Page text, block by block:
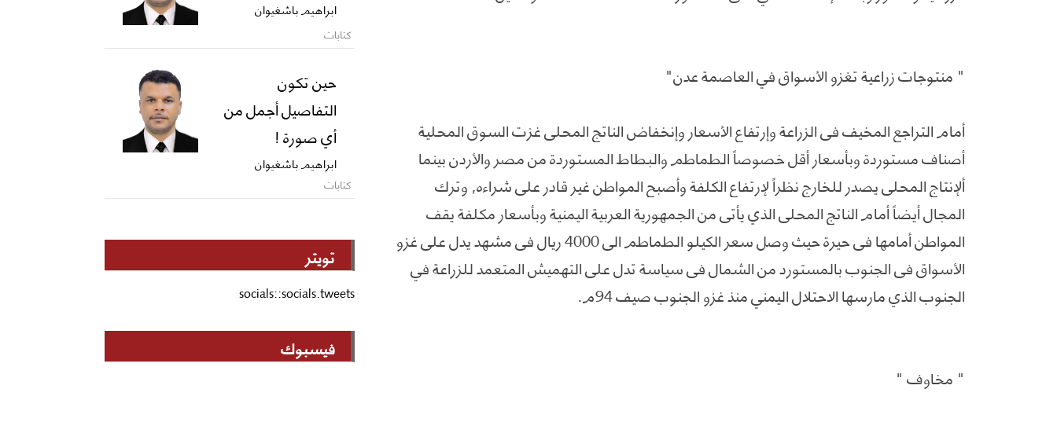
" منتوجات زراعية تغزو الأسواق في العاصمة عدن"
أمام التراجع المخيف في الزراعة وإرتفاع الأسعار وإنخفاض الناتج المحلي غزت السوق المحلية
أصناف مستوردة وبأسعار أقل خصوصاً الطماطم والبطاط المستوردة من مصر والأردن بينما
ألإنتاج المحلي يصدر للخارج نظراً لإرتفاع الكلفة وأصبح المواطن غير قادر على شراءه, وترك
المجال أيضاً أمام الناتج المحلي الذي يأتي من الجمهورية العربية اليمنية وبأسعار مكلفة يقف
المواطن أمامها في حيرة حيث وصل سعر الكيلو الطماطم الى 4000 ريال في مشهد يدل على غزو
الأسواق في الجنوب بالمستورد من الشمال في سياسة تدل على التهميش المتعمد للزراعة في
الجنوب الذي مارسها الاحتلال اليمني منذ غزو الجنوب صيف 94م.
" مخاوف "
ابراهيم باشغيوان
كتابات
حين تكون
التفاصيل أجمل من
أي صورة !
ابراهيم باشغيوان
كتابات
تويتر
socials::socials.tweets
فيسبوك